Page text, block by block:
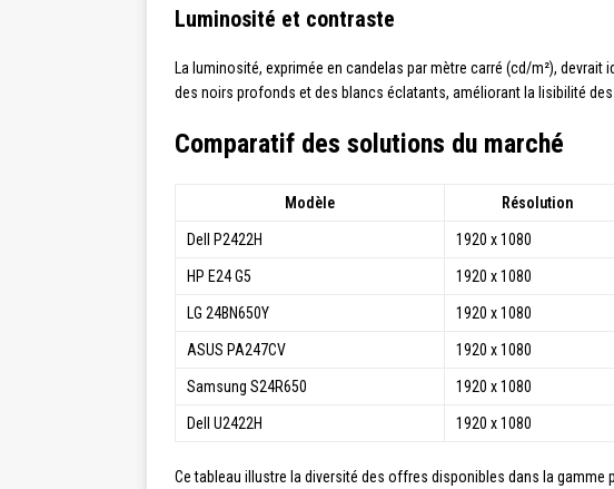
Luminosité et contraste
La luminosité, exprimée en candelas par mètre carré (cd/m²),
des noirs profonds et des blancs éclatants, améliorant la lisibilité des
Comparatif des solutions du marché
Modèle Résolution
Dell P2422H 1920 x 1080
HP E24 G5 1920 x 1080
LG 24BN650Y 1920 x 1080
ASUS PA247CV 1920 x 1080
Samsung S24R650 1920 x 1080
Dell U2422H 1920 x 1080
Ce tableau illustre la diversité des offres disponibles dans la